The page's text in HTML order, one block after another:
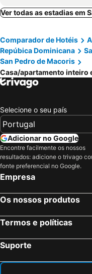
Ver todas as estadias em
Comparador de Hotéis
Repúbica Dominicana
San Pedro de Macoris
Casa/apartamento inteiro
Selecione o seu país
Adicionar no Google
Encontre facilmente os nossos
resultados: adicione o trivago
fonte preferencial no Google.
Empresa
Os nossos produtos
Termos e políticas
Suporte